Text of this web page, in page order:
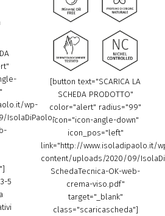
wp-
IsolaDiPaolo-
5
[button text="SCARICA LA
SCHEDA PRODOTTO"
color="alert" radius="99"
icon="icon-angle-down"
icon_pos="left"
link="http://www.isoladipaolo.it/
content/uploads/2020/09/
SchedaTecnica-OK-web-
crema-viso.pdf"
target="_blank"
class="scaricascheda"]